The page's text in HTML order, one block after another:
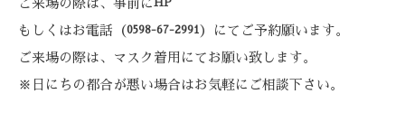
ご来場の際は、事前にHP
もしくはお電話（0598-67-2991）
にてご予約願います。
ご来場の際は、マスク着用にてお願い致します。
※日にちの都合が悪い場合はお気軽にご相談下さい。